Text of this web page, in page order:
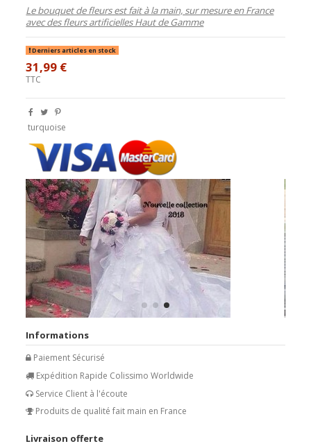
Le bouquet de fleurs est fait à la main, sur mesure en France
avec des fleurs artificielles Haut de Gamme
Derniers articles en stock
31,99 €
TTC
turquoise
Informations
Paiement Sécurisé
Expédition Rapide Colissimo Worldwide
Service Client à l'écoute
Produits de qualité fait main en France
Livraison offerte